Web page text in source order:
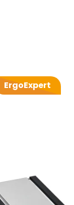
ErgoExpert